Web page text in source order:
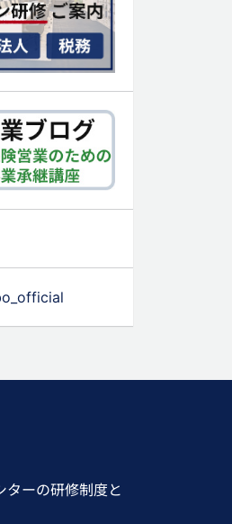
ーの研修制度と